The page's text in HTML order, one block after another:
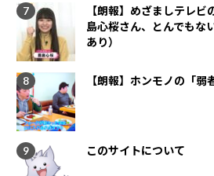
【朗報】めざましテレ
島心桜さん、とんでもな
あり）
【朗報】ホンモノの「
このサイトについて